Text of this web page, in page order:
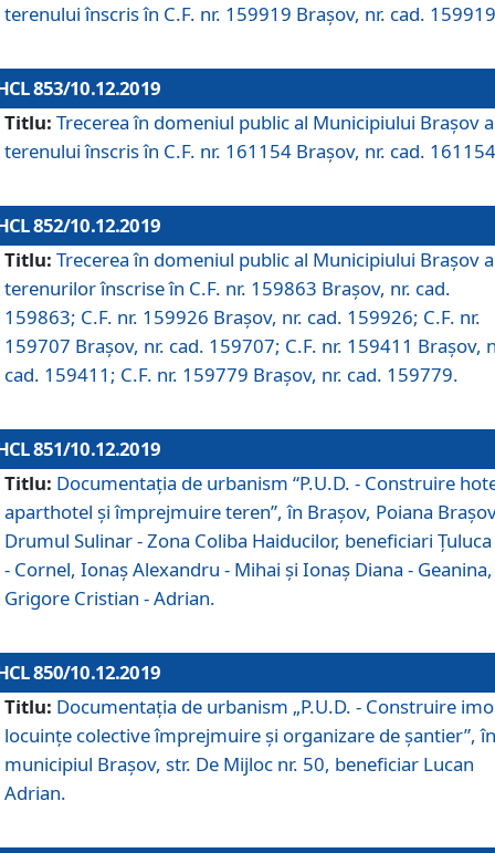
terenului înscris în C.F. nr. 159919 Brașov, nr. cad.
853/10.12.2019
Titlu: Trecerea în domeniul public al Municipiului Braşov a
terenului înscris în C.F. nr. 161154 Brașov, nr. cad.
852/10.12.2019
Titlu: Trecerea în domeniul public al Municipiului Braşov a
terenurilor înscrise în C.F. nr. 159863 Brașov, nr. cad.
159863; C.F. nr. 159926 Brașov, nr. cad. 159926; C.F. nr.
159707 Brașov, nr. cad. 159707; C.F. nr. 159411 Brașov,
cad. 159411; C.F. nr. 159779 Brașov, nr. cad. 159779.
851/10.12.2019
Titlu: Documentaţia de urbanism “P.U.D. - Construire
aparthotel şi împrejmuire teren”, în Braşov, Poiana
Drumul Sulinar - Zona Coliba Haiducilor, beneficiari
- Cornel, Ionaş Alexandru - Mihai şi Ionaş Diana - Geanina,
Grigore Cristian - Adrian.
850/10.12.2019
Titlu: Documentaţia de urbanism „P.U.D. - Construire
locuințe colective împrejmuire și organizare de șantier”, în
municipiul Braşov, str. De Mijloc nr. 50, beneficiar Lucan
Adrian.